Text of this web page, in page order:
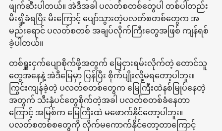
ဖျက်ဆီးပါတယ်။ အဲဒီအခါ ပလတ်စတစ်တွေပါ တစ်ပါတည်း
မီးရှို့ခံရပြီး မီးကြောင့် ပျော်သွားတဲ့ပလတ်စတစ်တွေက အ
မည်းရောင် ပလတ်စတစ် အချပ်လိုက်ကြီးတွေအဖြစ် ကျန်ရစ်
ခဲ့ပါတယ်။
တစ်ရှူးငှက်ပျောစိုက်ဖို့အတွက် မြေငှားရမ်းလိုက်တဲ့ တောင်သူ
တွေအနေနဲ့ အဲဒီမြေမှာ ပြန်ပြီး စိုက်ပျိုးလို့မရတော့ပါဘူး။
ကြွင်းကျန်ခဲ့တဲ့ ပလတ်စတစ်တွေက မြေကြီးထဲနစ်မြုပ်နေတဲ့
အတွက် သီးနှံပင်တွေစိုက်တဲ့အခါ ပလတ်စတစ်ခံနေတာ
ကြောင့် အမြစ်က မြေကြီးထဲ မဖောက်နိုင်တော့ပါဘူး။
ပလတ်စတစ်စတွေကို လိုက်မကောက်နိုင်တော့တာကြောင့်